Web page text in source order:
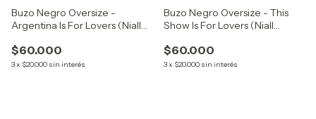
Buzo Negro Oversize -
Argentina Is For Lovers (Niall
$60.000
3x $20.000 sin interés
Buzo Negro Oversize - This
Show Is For Lovers (Niall
$60.000
3x $20.000 sin interés